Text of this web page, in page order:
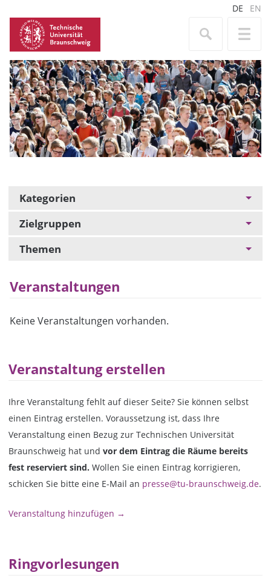
DE EN
Kategorien
Zielgruppen
Themen
Veranstaltungen
Keine Veranstaltungen vorhanden.
Veranstaltung erstellen
Ihre Veranstaltung fehlt auf dieser Seite? Sie können selbst
einen Eintrag erstellen. Voraussetzung ist, dass Ihre
Veranstaltung einen Bezug zur Technischen Universität
Braunschweig hat undvor dem Eintrag die Räume bereits
fest reserviert sind. Wollen Sie einen Eintrag korrigieren,
schicken Sie bitte eine E-Mail an presse@tu-braunschweig.de.
Veranstaltung hinzufügen →
Ringvorlesungen